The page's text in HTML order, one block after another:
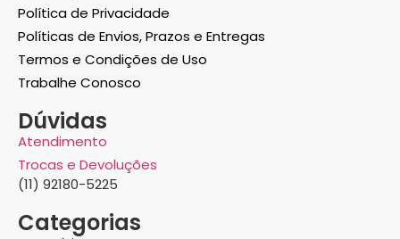
Política de Privacidade
Políticas de Envios, Prazos e Entregas
Termos e Condições de Uso
Trabalhe Conosco
Dúvidas
Atendimento
Trocas e Devoluções
(11) 92180-5225
Categorias